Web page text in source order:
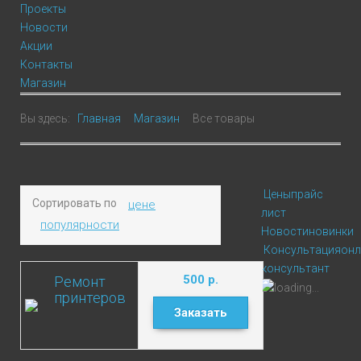
Проекты
Новости
Акции
Контакты
Магазин
Вы здесь: Главная Магазин Все товары
Сортировать по
цене
популярности
Ремонт
принтеров
500 р.
Заказать
Ценыпрайс
лист
Новостиновинки
Консультация
консультант